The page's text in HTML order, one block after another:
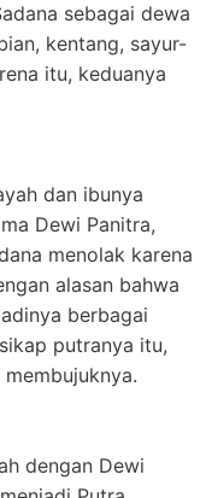
sebagai dewa
kentang, sayur-
itu, keduanya
dan ibunya
Dewi Panitra,
menolak karena
alasan bahwa
berbagai
putranya itu,
dengan Dewi